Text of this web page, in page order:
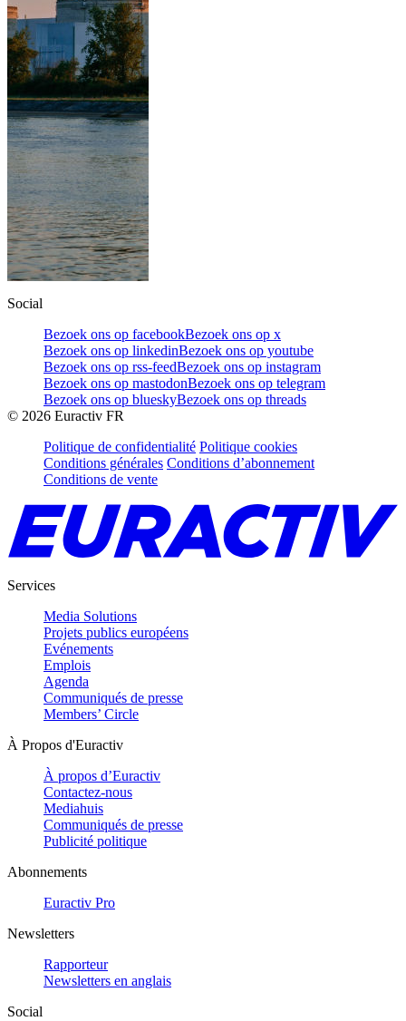
Social
Bezoek ons op facebookBezoek ons op x
Bezoek ons op linkedinBezoek ons op youtube
Bezoek ons op rss-feedBezoek ons op instagram
Bezoek ons op mastodonBezoek ons op telegram
Bezoek ons op blueskyBezoek ons op threads
© 2026 Euractiv FR
Politique de confidentialité Politique cookies
Conditions générales Conditions d’abonnement
Conditions de vente
Services
Media Solutions
Projets publics européens
Evénements
Emplois
Agenda
Communiqués de presse
Members’ Circle
À Propos d'Euractiv
À propos d’Euractiv
Contactez-nous
Mediahuis
Communiqués de presse
Publicité politique
Abonnements
Euractiv Pro
Newsletters
Rapporteur
Newsletters en anglais
Social